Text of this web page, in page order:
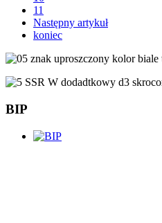
11
Następny artykuł
koniec
BIP